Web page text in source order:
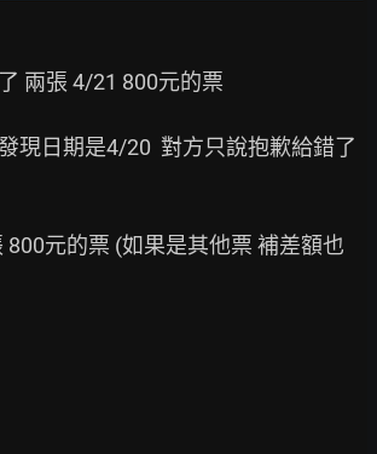
兩張 4/21 800元的票
現日期是4/20  對方只說抱歉給錯了
元的票 (如果是其他票 補差額也